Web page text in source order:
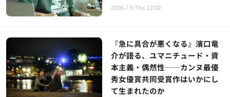
2026.7.9 Thu 12:00
『急に具合が悪くなる』濱口竜
介が語る、ユマニチュード・資
本主義・偶然性──カンヌ最優
秀女優賞共同受賞作はいかにし
て生まれたのか